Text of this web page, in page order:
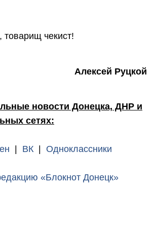
товарищ чекист!
Алексей Руцкой
новости Донецка, ДНР и
сетях:
| ВК | Одноклассники
«Блокнот Донецк»